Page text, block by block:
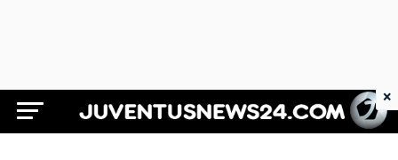
Juventus News 24
×